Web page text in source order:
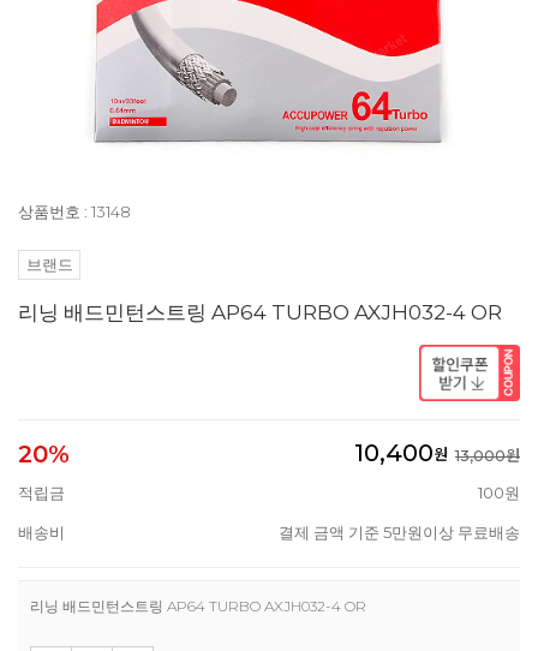
상품번호 : 13148
브랜드
리닝 배드민턴스트링 AP64 TURBO AXJH032-4 OR
20% 10,400원 13,000원
적립금
100원
배송비 결제 금액 기준 5만원이상 무료배송
리닝 배드민턴스트링 AP64 TURBO AXJH032-4 OR